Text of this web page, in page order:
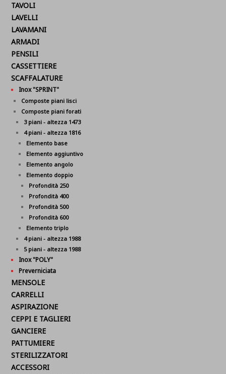
TAVOLI
LAVELLI
LAVAMANI
ARMADI
PENSILI
CASSETTIERE
SCAFFALATURE
Inox "SPRINT"
Composte piani lisci
Composte piani forati
3 piani - altezza 1473
4 piani - altezza 1816
Elemento base
Elemento aggiuntivo
Elemento angolo
Elemento doppio
Profondità 250
Profondità 400
Profondità 500
Profondità 600
Elemento triplo
4 piani - altezza 1988
5 piani - altezza 1988
Inox "POLY"
Preverniciata
MENSOLE
CARRELLI
ASPIRAZIONE
CEPPI E TAGLIERI
GANCIERE
PATTUMIERE
STERILIZZATORI
ACCESSORI